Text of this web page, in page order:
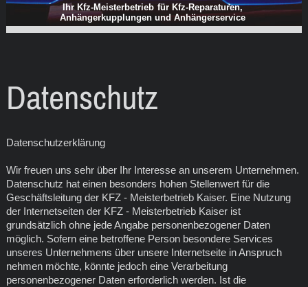
Ihr Kfz-Meisterbetrieb für Kfz-Reparaturen,
Anhängerkupplungen und Anhängerservice
Datenschutz
Datenschutzerklärung
Wir freuen uns sehr über Ihr Interesse an unserem Unternehmen.
Datenschutz hat einen besonders hohen Stellenwert für die
Geschäftsleitung der KFZ - Meisterbetrieb Kaiser. Eine Nutzung
der Internetseiten der KFZ - Meisterbetrieb Kaiser ist
grundsätzlich ohne jede Angabe personenbezogener Daten
möglich. Sofern eine betroffene Person besondere Services
unseres Unternehmens über unsere Internetseite in Anspruch
nehmen möchte, könnte jedoch eine Verarbeitung
personenbezogener Daten erforderlich werden. Ist die